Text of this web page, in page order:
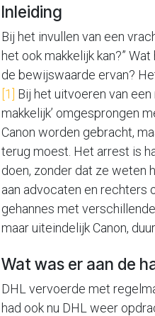
Inleiding
Bij het invullen van een
het ook makkelijk kan?”
de bewijswaarde ervan?
[1]
Bij het uitvoeren van
makkelijk’ omgesprongen
Canon worden gebracht,
terug moest. Het arrest is
doen, zonder dat ze weten
aan advocaten en rechters
gehannes met
maar uiteindelijk Canon,
Wat was er aan de
DHL vervoerde met
had ook nu DHL weer